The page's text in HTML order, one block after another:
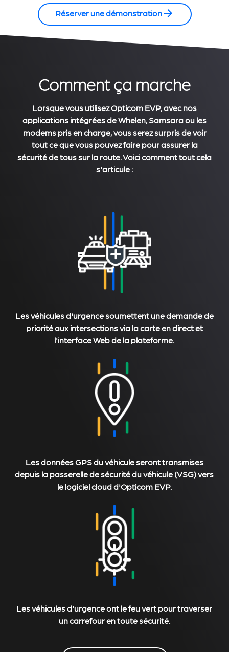
Réserver une démonstration
Comment ça marche
Lorsque vous utilisez Opticom EVP, avec nos
applications intégrées de Whelen, Samsara ou les
modems pris en charge, vous serez surpris de voir
tout ce que vous pouvez faire pour assurer la
sécurité de tous sur la route. Voici comment tout cela
s'articule :
Les véhicules d'urgence soumettent une demande de
priorité aux intersections via la carte en direct et
l'interface Web de la plateforme.
Les données GPS du véhicule seront transmises
depuis la passerelle de sécurité du véhicule (VSG) vers
le logiciel cloud d'Opticom EVP.
Les véhicules d'urgence ont le feu vert pour traverser
un carrefour en toute sécurité.